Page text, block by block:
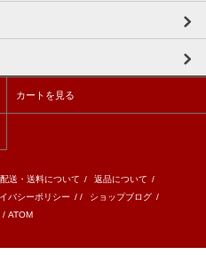
カートを見る
配送・送料について / 返品について /
バシーポリシー / / ショップブログ /
/ ATOM